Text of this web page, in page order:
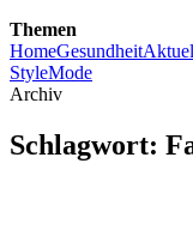
Themen
HomeGesundheit
StyleMode
Archiv
Schlagwort: